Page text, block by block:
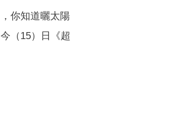
你知道曬太陽
（15）日《超